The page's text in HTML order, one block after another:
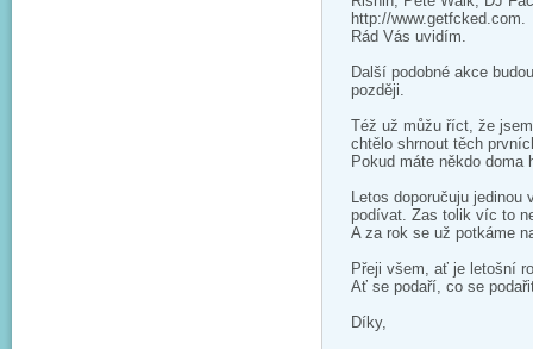
http://www.getfcked.com.
Rád Vás uvidím.
Další podobné akce
později.
Též už můžu říct, že
chtělo shrnout těch
Pokud máte někdo
Letos doporučuju
podívat. Zas tolik víc to
A za rok se už potkáme
Přeji všem, ať je letošní
Ať se podaří, co se
Díky,